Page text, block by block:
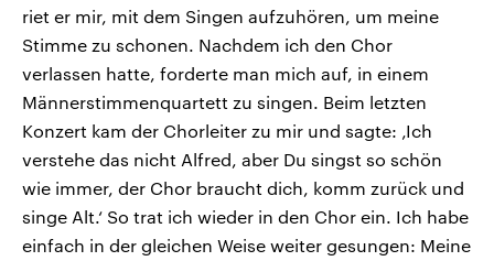
riet er mir, mit dem Singen aufzuhören, um meine
Stimme zu schonen. Nachdem ich den Chor
verlassen hatte, forderte man mich auf, in einem
Männerstimmenquartett zu singen. Beim letzten
Konzert kam der Chorleiter zu mir und sagte: ‚Ich
verstehe das nicht Alfred, aber Du singst so schön
wie immer, der Chor braucht dich, komm zurück und
singe Alt.‘ So trat ich wieder in den Chor ein. Ich habe
einfach in der gleichen Weise weiter gesungen: Meine